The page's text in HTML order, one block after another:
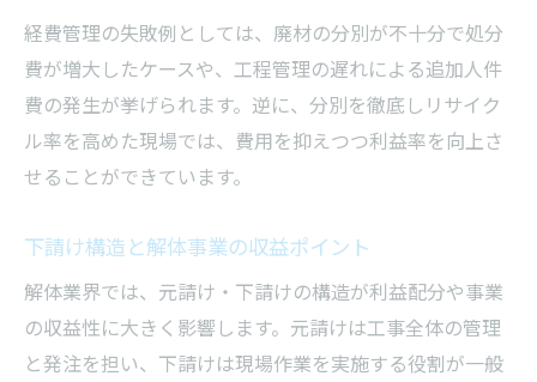
経費管理の失敗例としては、廃材の分別が不十分で処分
費が増大したケースや、工程管理の遅れによる追加人件
費の発生が挙げられます。逆に、分別を徹底しリサイク
ル率を高めた現場では、費用を抑えつつ利益率を向上さ
せることができています。
下請け構造と解体事業の収益ポイント
解体業界では、元請け・下請けの構造が利益配分や事業
の収益性に大きく影響します。元請けは工事全体の管理
と発注を担い、下請けは現場作業を実施する役割が一般